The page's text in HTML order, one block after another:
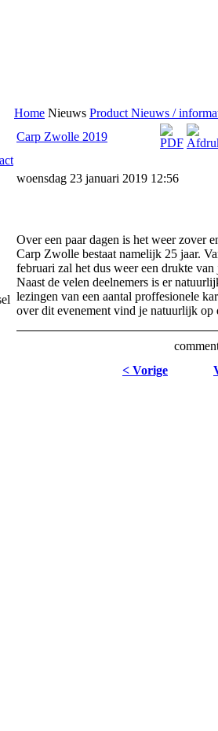
Home Nieuws Product Nieuws /
Carp Zwolle 2019
woensdag 23 januari 2019 12:56
Over een paar dagen is het weer zover
Carp Zwolle bestaat namelijk 25 jaar.
februari zal het dus weer een drukte
Naast de velen deelnemers is er
lezingen van een aantal proffesionele
over dit evenement vind je natuurlijk op
< Vorige